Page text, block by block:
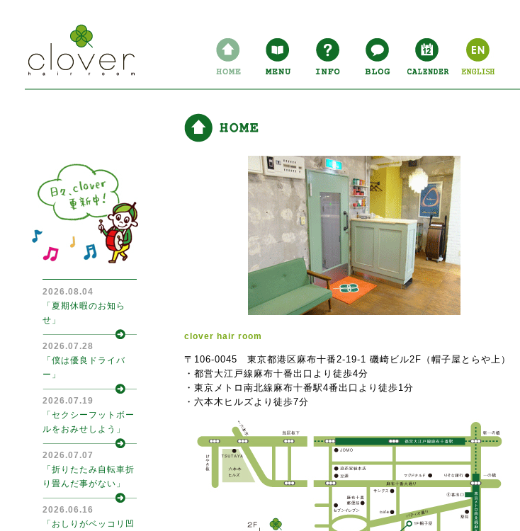
2026.08.04
「夏期休暇のお知ら
せ」
2026.07.28
「僕は優良ドライバ
ー」
2026.07.19
「セクシーフットボー
ルをおみせしよう」
2026.07.07
「折りたたみ自転車折
り畳んだ事がない」
2026.06.16
「おしりがベッコリ凹
clover hair room
〒106-0045 東京都港区麻布十番2-19-1 磯崎ビル2F（帽子屋とらや上）
・都営大江戸線麻布十番出口より徒歩4分
・東京メトロ南北線麻布十番駅4番出口より徒歩1分
・六本木ヒルズより徒歩7分